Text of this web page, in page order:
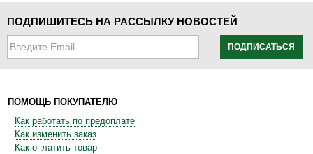
ПОДПИШИТЕСЬ НА РАССЫЛКУ НОВОСТЕЙ
ПОДПИСАТЬСЯ
ПОМОЩЬ ПОКУПАТЕЛЮ
Как работать по предоплате
Как изменить заказ
Как оплатить товар